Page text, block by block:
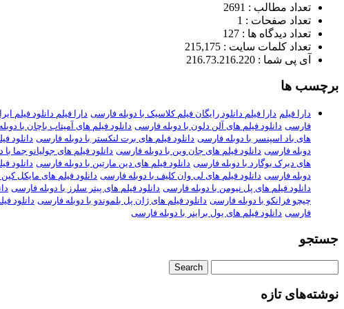
تعداد مطالب : 2691
تعداد صفحات : 1
تعداد دیدگاه ها : 127
تعداد کلمات سایت : 215,175
آی پی شما : 216.73.216.220
برچسب ها
دارا فیلم دارا فیلم دانلود رایگان فیلم کلاسیک با دوبله فارسی دارا فیلم دانلود فیلم ایرانی
فارسی دانلود فیلم های آلن دلون با دوبله فارسی دانلود فیلم های آمیتاب باچان با
های باد اسپنسر با دوبله فارسی دانلود فیلم های برت لنکستر با دوبله فارسی دانلود
دوبله فارسی دانلود فیلم های جان وین با دوبله فارسی دانلود فیلم های جولیانو جما
های دیرک بوگارد با دوبله فارسی دانلود فیلم های دین مارتین با دوبله فارسی دانلود
دوبله فارسی دانلود فیلم های لی وان کلیف با دوبله فارسی دانلود فیلم های مایکل
دانلود فیلم های پل نیومن با دوبله فارسی دانلود فیلم های پیتر سلرز با دوبله فارسی
چیچو فرانکو با دوبله فارسی دانلود فیلم های ژان پل بلموندو با دوبله فارسی دانلود
فارسی دانلود فیلم های یول براینر با دوبله فارسی
جستجو
نوشته‌های تازه